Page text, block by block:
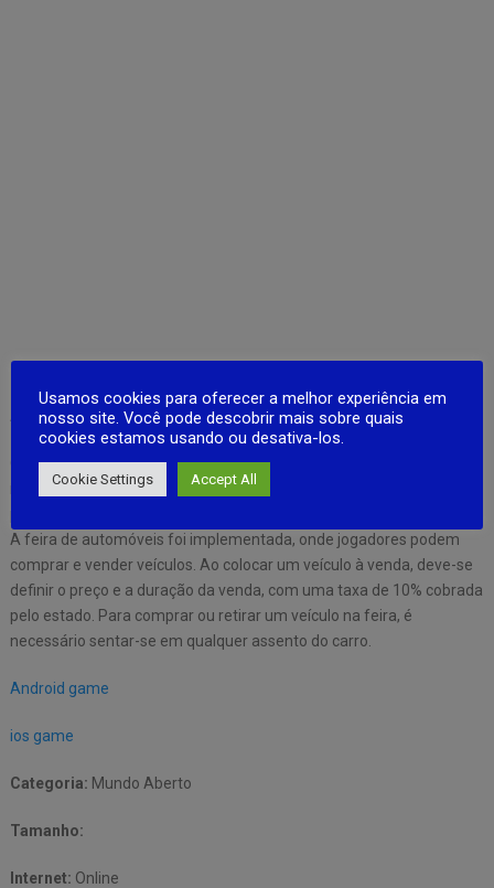
Atualizaçoes do Jogo
O mapa grande foi otimizado, e agora os filtros ativam e desativam
ícones específicos. O horário do servidor foi sincronizado,
A feira de automóveis foi implementada, onde jogadores podem
comprar e vender veículos. Ao colocar um veículo à venda, deve-se
definir o preço e a duração da venda, com uma taxa de 10% cobrada
pelo estado. Para comprar ou retirar um veículo na feira, é
necessário sentar-se em qualquer assento do carro.
Android game
ios game
Categoria: Mundo Aberto
Tamanho:
Internet: Online
Usamos cookies para oferecer a melhor experiência em
nosso site. Você pode descobrir mais sobre quais
cookies estamos usando ou desativa-los.
Cookie Settings Accept All